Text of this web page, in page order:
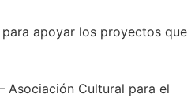
apoyar los proyectos que
Cultural para el